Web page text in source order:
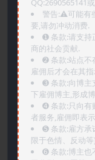
QQ:2690565141
警告:⚠️可能有
要,请勿冲动消费.
➊️ 条款:请支持
商的社会贡献.
➋️ 条款:站点不
雇佣后才会在其
➌️ 条款:向博主
下雇佣博主,形成
➍️ 条款:只向有
者服务,雇佣即表
➎ 条款:雇方承
限于色情、反动
➏️ 条款:博主也